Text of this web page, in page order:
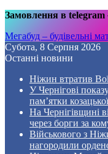
Замовлення в telegram
Мегабуд – будівельні
Субота, 8 Серпня 2026
Останні новини
Ніжин втратив
У Чернігові
пам’ятки
На Чернігівщині
через борги за
Військового з
нагородили